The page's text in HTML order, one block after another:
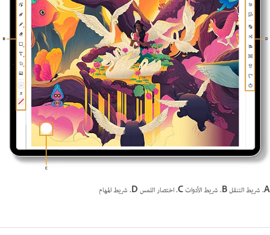
A. شريط التنقلB. شريط الأدواتC. اختصار اللمسD. شريط المهام